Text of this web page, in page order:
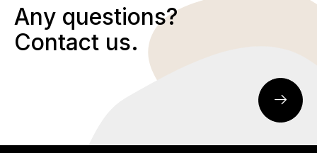
Any questions?
Contact us.